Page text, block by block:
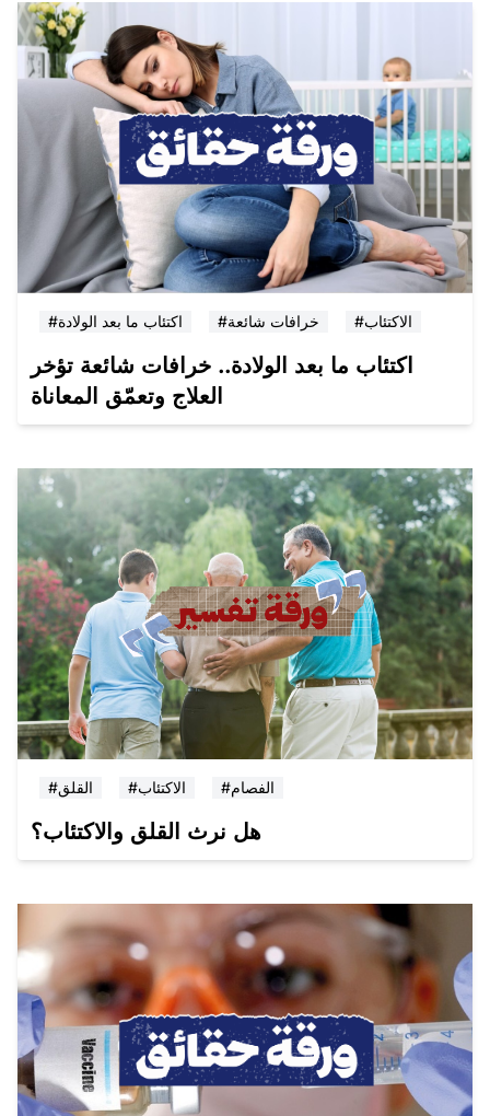
#اكتئاب ما بعد الولادة #خرافات شائعة #الاكتئاب
اكتئاب ما بعد الولادة.. خرافات شائعة تؤخر
العلاج وتعمّق المعاناة
#القلق #الاكتئاب #الفصام
هل نرث القلق والاكتئاب؟